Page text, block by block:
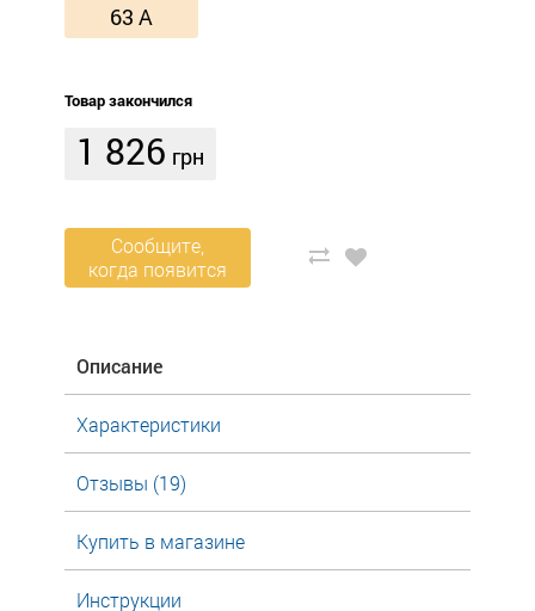
63 А
Товар закончился
1 826 грн
Сообщите,
когда появится
Описание
Характеристики
Отзывы (19)
Купить в магазине
Инструкции